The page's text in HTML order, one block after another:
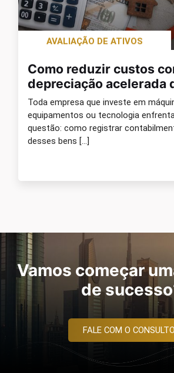
AVALIAÇÃO DE ATIVOS
Como reduzir custos
depreciação acelerada
Toda empresa que investe em
equipamentos ou tecnologia
questão: como registrar
desses bens […]
Vamos começar
de
FALE COM O